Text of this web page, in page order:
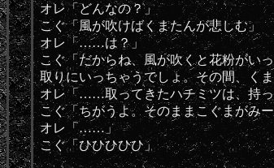
オレ「どんなの？」
こぐ「風が吹けばくまたんが悲しむ」
オレ「……は？」
こぐ「だからね、風が吹くと花粉がい
取りにいっちゃうでしょ。その間、く
オレ「……取ってきたハチミツは、持っ
こぐ「ちがうよ。そのままこぐまがみ
オレ「……」
こぐ「ひひひひひ」